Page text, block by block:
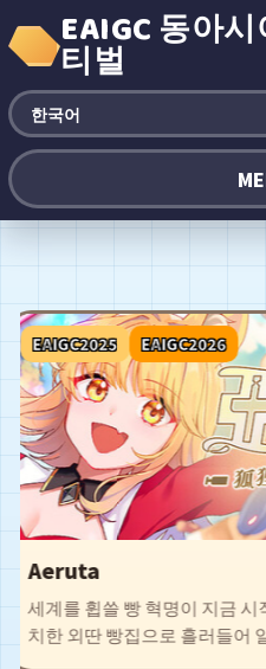
EAIGC 동아
티벌
EAIGC2025 EAIGC2026
Aeruta
세계를 휩쓸 빵 혁명이 지금 시
치한 외딴 빵집으로 흘러들어
야'. 탐색을 통해 얻은 식재료로